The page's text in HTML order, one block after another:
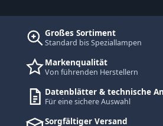
Großes Sortiment
Standard bis Speziallampen
Markenqualität
Von führenden Herstellern
Datenblätter & technische
Für eine sichere Auswahl
Sorgfältiger Versand